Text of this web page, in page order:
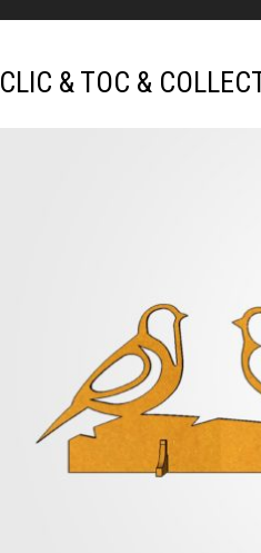
CLIC & TOC &